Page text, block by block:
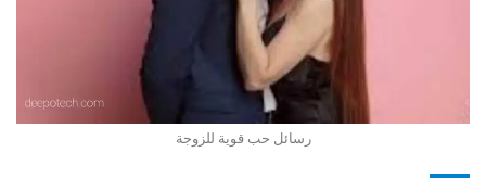
رسائل حب قوية للزوجة